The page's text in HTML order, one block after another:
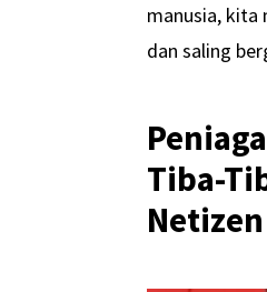
manusia, kita
dan saling
Tiba-